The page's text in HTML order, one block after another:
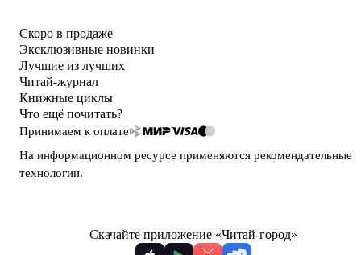
Скоро в продаже
Эксклюзивные новинки
Лучшие из лучших
Читай-журнал
Книжные циклы
Что ещё почитать?
Принимаем к оплате
На информационном ресурсе применяются рекомендательные
технологии.
Скачайте приложение «Читай-город»